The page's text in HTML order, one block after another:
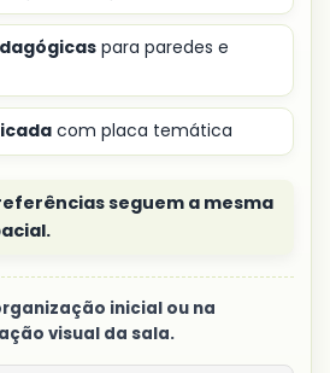
para paredes e
com placa temática
seguem a mesma
inicial ou na
visual da sala.